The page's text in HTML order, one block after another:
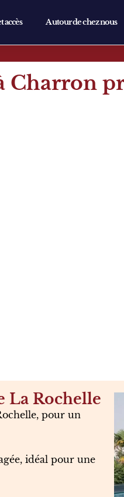
accès Autour de chez nous
Charron
La Rochelle
pour un
idéal pour une